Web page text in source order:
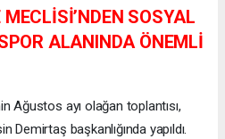
SOSYAL
ALANINDA ÖNEMLİ
Ağustos ayı olağan toplantısı,
Demirtaş başkanlığında yapıldı.